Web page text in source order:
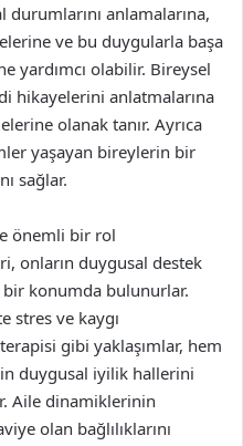
anlamalarına,
ve bu duygularla başa
yardımcı olabilir. Bireysel
hikayelerini anlatmalarına
olanak tanır. Ayrıca
yaşayan bireylerin bir
sağlar.
önemli bir rol
onların duygusal destek
bir konumda bulunurlar.
stres ve kaygı
gibi yaklaşımlar, hem
duygusal iyilik hallerini
Aile dinamiklerinin
olan bağlılıklarını